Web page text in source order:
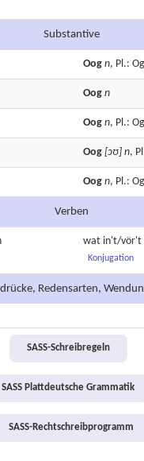
Substantive
Oog n, Pl.:
Oog n
Oog n, Pl.:
Oog [ɔʊ] n,
Oog n, Pl.:
Verben
wat in't/vör't
Konjugation
Redensarten,
SASS-Schreibregeln
SASS Plattdeutsche Grammatik
SASS-Rechtschreibprogramm